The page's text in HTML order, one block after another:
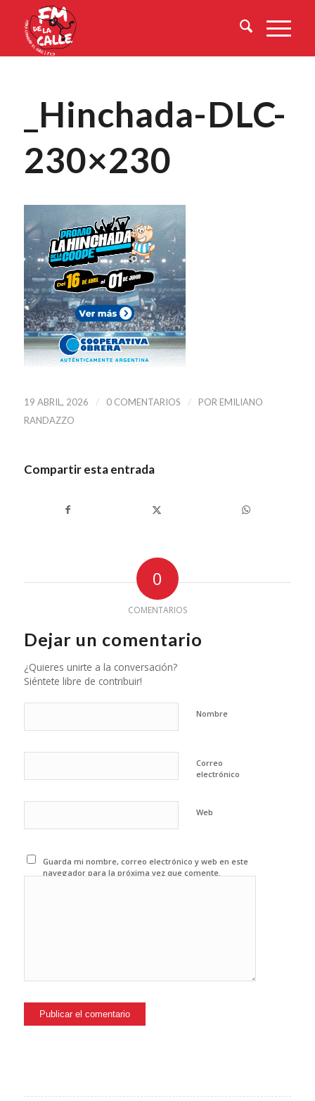
_Hinchada-DLC-
230×230
19 ABRIL, 2026 / 0 COMENTARIOS / POR EMILIANO
RANDAZZO
Compartir esta entrada
0
COMENTARIOS
Dejar un comentario
¿Quieres unirte a la conversación?
Siéntete libre de contribuir!
Nombre
Correo
electrónico
Web
Guarda mi nombre, correo electrónico y web en este
navegador para la próxima vez que comente.